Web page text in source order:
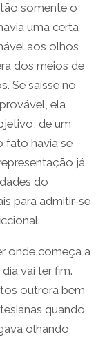
somente o
uma certa
aos olhos
dos meios de
Se saísse no
ela
de um
fato havia se
já
do
para admitir-se
onde começa a
vai ter fim.
outrora bem
quando
olhando